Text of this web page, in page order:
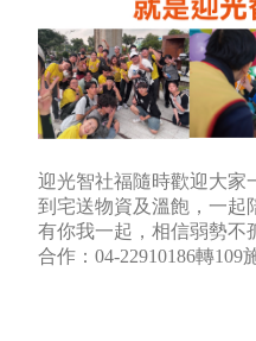
迎光智社福隨時歡迎大家
到宅送物資及溫飽，一起
有你我一起，相信弱勢不
合作：04-22910186轉109